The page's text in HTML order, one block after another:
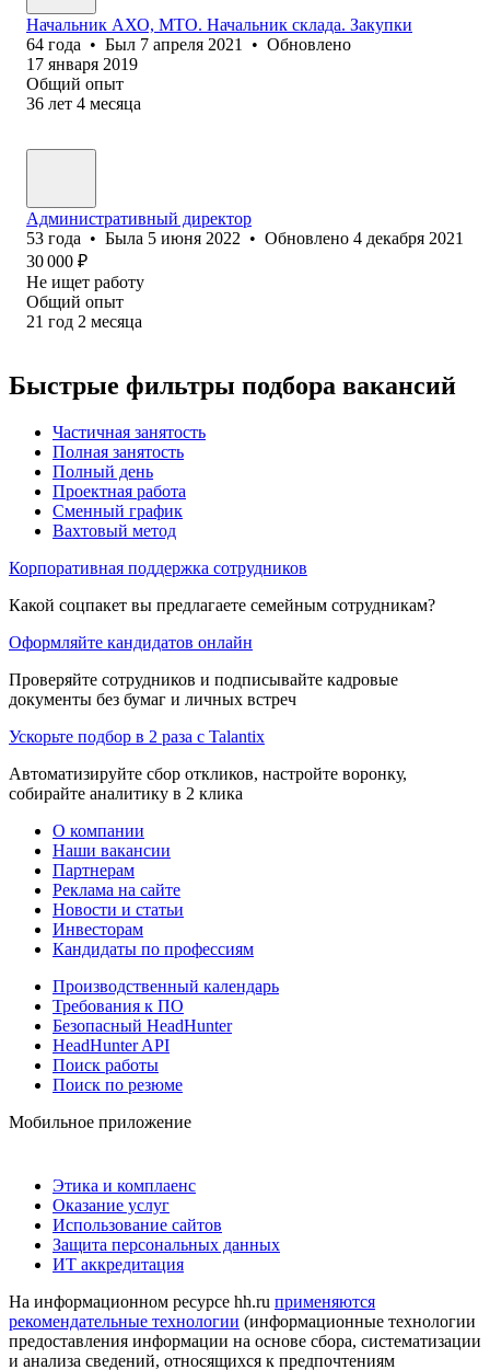
Начальник АХО, МТО. Начальник склада. Закупки
64 года • Был 7 апреля 2021 • Обновлено
17 января 2019
Общий опыт
36 лет 4 месяца
Административный директор
53 года • Была 5 июня 2022 • Обновлено 4 декабря 2021
30 000 ₽
Не ищет работу
Общий опыт
21 год 2 месяца
Быстрые фильтры подбора вакансий
Частичная занятость
Полная занятость
Полный день
Проектная работа
Сменный график
Вахтовый метод
Корпоративная поддержка сотрудников
Какой соцпакет вы предлагаете семейным сотрудникам?
Оформляйте кандидатов онлайн
Проверяйте сотрудников и подписывайте кадровые
документы без бумаг и личных встреч
Ускорьте подбор в 2 раза с Talantix
Автоматизируйте сбор откликов, настройте воронку,
собирайте аналитику в 2 клика
О компании
Наши вакансии
Партнерам
Реклама на сайте
Новости и статьи
Инвесторам
Кандидаты по профессиям
Производственный календарь
Требования к ПО
Безопасный HeadHunter
HeadHunter API
Поиск работы
Поиск по резюме
Мобильное приложение
Этика и комплаенс
Оказание услуг
Использование сайтов
Защита персональных данных
ИТ аккредитация
На информационном ресурсе hh.ru применяются
рекомендательные технологии (информационные технологии
предоставления информации на основе сбора, систематизации
и анализа сведений, относящихся к предпочтениям